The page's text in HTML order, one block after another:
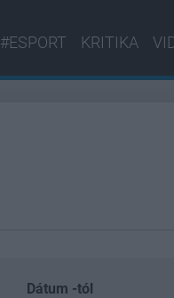
#ESPORT KRITIKA
Dátum -tól